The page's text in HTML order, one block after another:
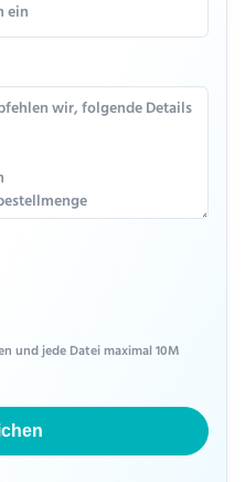
und jede Datei maximal 10M